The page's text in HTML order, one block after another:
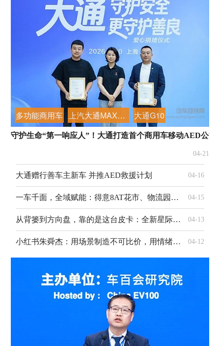
多功能商用车 上汽大通MAXUS 大通G10
守护生命“第一响应人”！大通打造首个商用车移动AED公益
04-21
大通赠行善车主新车 并推AED救援计划 04-16
一车千面，全域赋能：得意8AT花市、物流园、建材市场三城同耀 04-15
从背篓到方向盘，靠的是这台皮卡：全新星际L助力墨脱茶农创富路 04-13
小红书朱舜杰：用场景制造不可比价，用情绪击穿用户决策 04-12